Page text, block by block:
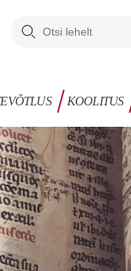
KOOLITUS